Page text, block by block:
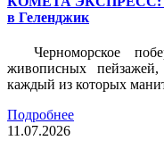
в Геленджик
Черноморское
живописных
каждый из которых
Подробнее
11.07.2026